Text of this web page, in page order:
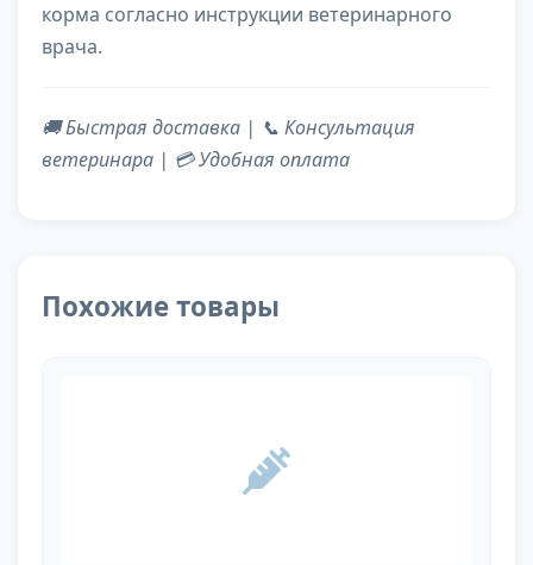
корма согласно инструкции ветеринарного
врача.
🚚 Быстрая доставка | 📞 Консультация
ветеринара | 💳 Удобная оплата
Похожие товары